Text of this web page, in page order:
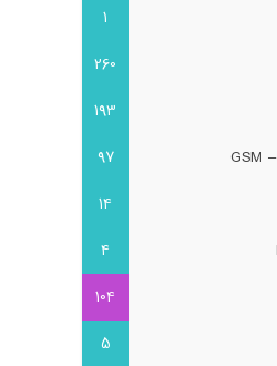
1
260
193
97
14
4
104
5